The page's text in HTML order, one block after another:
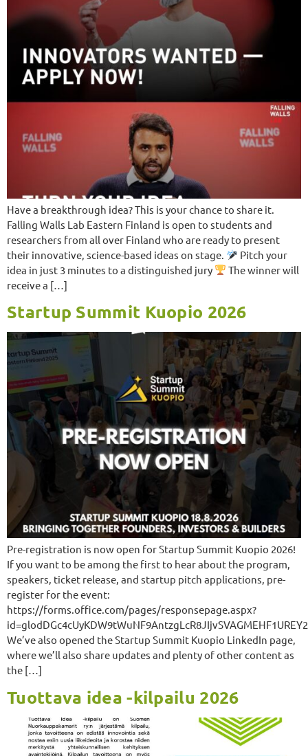
Have a breakthrough idea? This is your chance to share it.
Falling Walls Lab Eastern Finland is open to students and
researchers from all over Finland who are ready to present
their innovative, science-based ideas on stage.
Pitch your
idea in just 3 minutes to a distinguished jury
The winner will
receive a […]
Startup Summit Kuopio 2026
Pre-registration is now open for Startup Summit Kuopio 2026!
If you want to be among the first to hear about the program,
speakers, ticket release, and startup pitch applications, pre-
register for the event:
https://forms.office.com/pages/responsepage.aspx?
We’ve also opened the Startup Summit Kuopio LinkedIn page,
where we’ll also share updates and plenty of other content as
the […]
Tuottava idea -kilpailu 2026